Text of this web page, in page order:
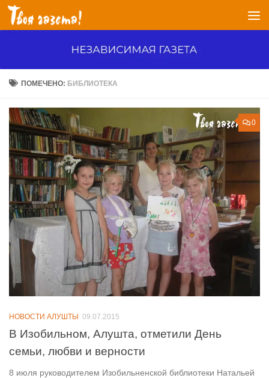
Перейти к содержимому
ПОМЕЧЕНО: БИБЛИОТЕКА
0
НОВОСТИ АЛУШТЫ 09.07.2015
В Изобильном, Алушта, отметили День
семьи, любви и верности
8 июля руководителем Изобильненской библиотеки Натальей